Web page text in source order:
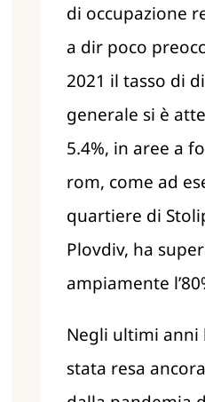
di occupazione
a dir poco
2021 il tasso di
generale si è
5.4%, in aree a
rom, come ad
quartiere di
Plovdiv, ha
ampiamente
Negli ultimi anni
stata resa